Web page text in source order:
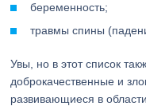
беременность;
травмы спины
Увы, но в этот список
доброкачественные и
развивающиеся в